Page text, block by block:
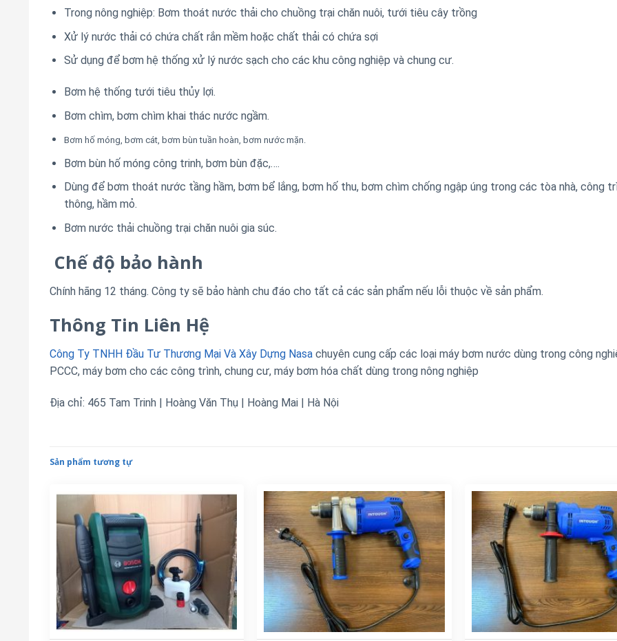
Trong nông nghiệp: Bơm thoát nước thải cho chuồng trại chăn nuôi, tưới tiêu cây trồng
Xử lý nước thải có chứa chất rắn mềm hoặc chất thải có chứa sợi
Sử dụng để bơm hệ thống xử lý nước sạch cho các khu công nghiệp và chung cư.
Bơm hệ thống tưới tiêu thủy lợi.
Bơm chìm, bơm chìm khai thác nước ngầm.
Bơm hố móng, bơm cát, bơm bùn tuần hoàn, bơm nước mặn.
Bơm bùn hố móng công trinh, bơm bùn đặc,….
Dùng để bơm thoát nước tầng hầm, bơm bể lắng, bơm hố thu, bơm chìm chống ngập úng trong các tòa nhà, công
thông, hầm mỏ.
Bơm nước thải chuồng trại chăn nuôi gia súc.
Chế độ bảo hành
Chính hãng 12 tháng. Công ty sẽ bảo hành chu đáo cho tất cả các sản phẩm nếu lỗi thuộc về sản phẩm.
Thông Tin Liên Hệ
Công Ty TNHH Đầu Tư Thương Mại Và Xây Dựng Nasa chuyên cung cấp các loại máy bơm nước dùng trong công
PCCC, máy bơm cho các công trình, chung cư, máy bơm hóa chất dùng trong nông nghiệp
Địa chỉ: 465 Tam Trinh | Hoàng Văn Thụ | Hoàng Mai | Hà Nội
Sản phẩm tương tự